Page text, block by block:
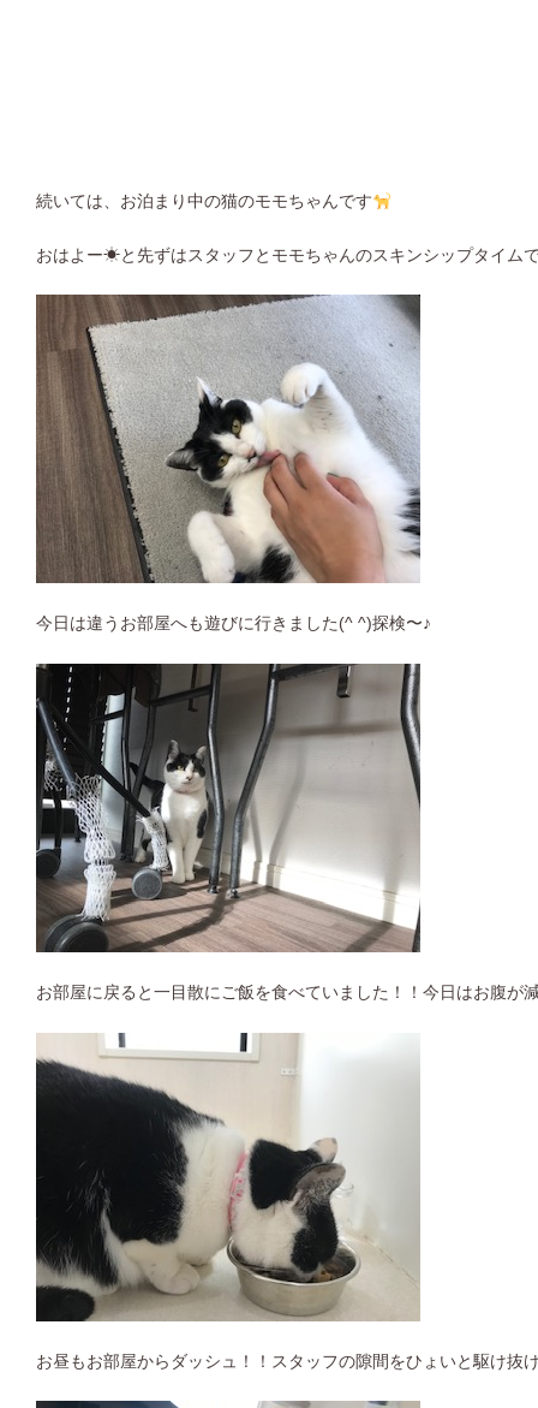
続いては、お泊まり中の猫のモモちゃんです
おはよー☀︎と先ずはスタッフとモモちゃんのスキンシップタイム
今日は違うお部屋へも遊びに行きました(^ ^)探検〜♪
お部屋に戻ると一目散にご飯を食べていました！！今日はお腹が
お昼もお部屋からダッシュ！！スタッフの隙間をひょいと駆け抜